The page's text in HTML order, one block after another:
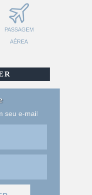
PASSAGEM
AÉREA
seu e-mail